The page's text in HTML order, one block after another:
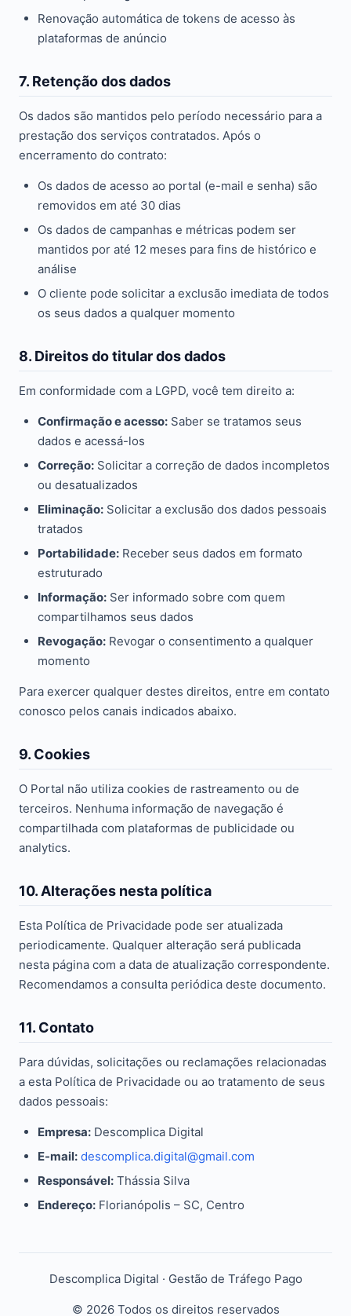
Renovação automática de tokens de acesso às
plataformas de anúncio
7. Retenção dos dados
Os dados são mantidos pelo período necessário para a
prestação dos serviços contratados. Após o
encerramento do contrato:
Os dados de acesso ao portal (e-mail e senha) são
removidos em até 30 dias
Os dados de campanhas e métricas podem ser
mantidos por até 12 meses para fins de histórico e
análise
O cliente pode solicitar a exclusão imediata de todos
os seus dados a qualquer momento
8. Direitos do titular dos dados
Em conformidade com a LGPD, você tem direito a:
Confirmação e acesso: Saber se tratamos seus
dados e acessá-los
Correção: Solicitar a correção de dados incompletos
ou desatualizados
Eliminação: Solicitar a exclusão dos dados pessoais
tratados
Portabilidade: Receber seus dados em formato
estruturado
Informação: Ser informado sobre com quem
compartilhamos seus dados
Revogação: Revogar o consentimento a qualquer
momento
Para exercer qualquer destes direitos, entre em contato
conosco pelos canais indicados abaixo.
9. Cookies
O Portal não utiliza cookies de rastreamento ou de
terceiros. Nenhuma informação de navegação é
compartilhada com plataformas de publicidade ou
analytics.
10. Alterações nesta política
Esta Política de Privacidade pode ser atualizada
periodicamente. Qualquer alteração será publicada
nesta página com a data de atualização correspondente.
Recomendamos a consulta periódica deste documento.
11. Contato
Para dúvidas, solicitações ou reclamações relacionadas
a esta Política de Privacidade ou ao tratamento de seus
dados pessoais:
Empresa: Descomplica Digital
E-mail: descomplica.digital@gmail.com
Responsável: Thássia Silva
Endereço: Florianópolis – SC, Centro
Descomplica Digital · Gestão de Tráfego Pago
© 2026 Todos os direitos reservados